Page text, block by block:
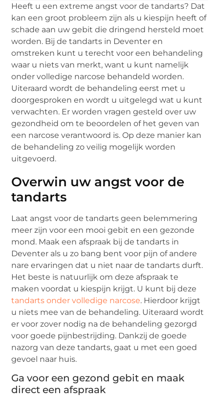
Heeft u een extreme angst voor de tandarts? Dat
kan een groot probleem zijn als u kiespijn heeft of
schade aan uw gebit die dringend hersteld moet
worden. Bij de tandarts in Deventer en
omstreken kunt u terecht voor een behandeling
waar u niets van merkt, want u kunt namelijk
onder volledige narcose behandeld worden.
Uiteraard wordt de behandeling eerst met u
doorgesproken en wordt u uitgelegd wat u kunt
verwachten. Er worden vragen gesteld over uw
gezondheid om te beoordelen of het geven van
een narcose verantwoord is. Op deze manier kan
de behandeling zo veilig mogelijk worden
uitgevoerd.
Overwin uw angst voor de
tandarts
Laat angst voor de tandarts geen belemmering
meer zijn voor een mooi gebit en een gezonde
mond. Maak een afspraak bij de tandarts in
Deventer als u zo bang bent voor pijn of andere
nare ervaringen dat u niet naar de tandarts durft.
Het beste is natuurlijk om deze afspraak te
maken voordat u kiespijn krijgt. U kunt bij deze
tandarts onder volledige narcose. Hierdoor krijgt
u niets mee van de behandeling. Uiteraard wordt
er voor zover nodig na de behandeling gezorgd
voor goede pijnbestrijding. Dankzij de goede
nazorg van deze tandarts, gaat u met een goed
gevoel naar huis.
Ga voor een gezond gebit en maak
direct een afspraak